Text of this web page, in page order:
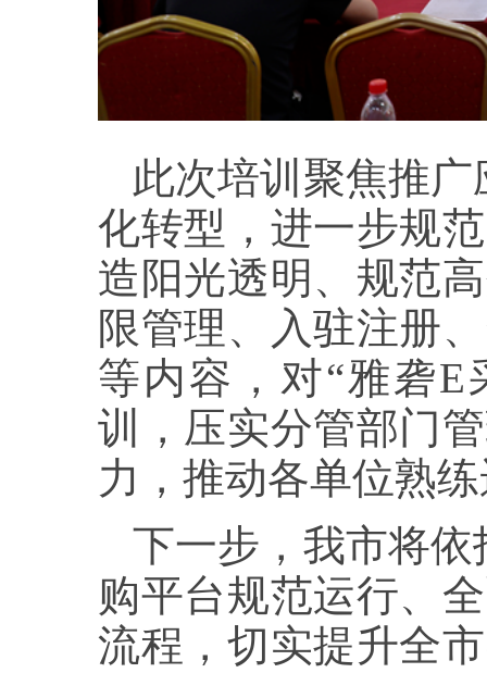
此次培训聚焦推
化转型，进一步规
造阳光透明、规范
限管理、入驻注册
等内容，对“雅砻
训，压实分管部门
力，推动各单位熟
下一步，我市将依
购平台规范运行、
流程，切实提升全